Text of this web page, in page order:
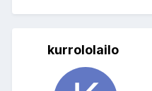
kurrololailo